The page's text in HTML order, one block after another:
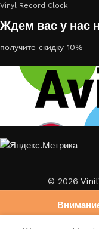
Vinyl Record Clock
Ждем вас у нас
получите скидку 10%
© 2026